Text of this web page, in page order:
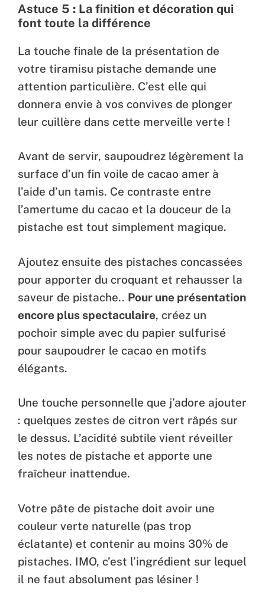
Astuce 5 : La finition et décoration qui
font toute la différence
La touche finale de la présentation de
votre tiramisu pistache demande une
attention particulière. C’est elle qui
donnera envie à vos convives de plonger
leur cuillère dans cette merveille verte !
Avant de servir, saupoudrez légèrement la
surface d’un fin voile de cacao amer à
l’aide d’un tamis. Ce contraste entre
l’amertume du cacao et la douceur de la
pistache est tout simplement magique.
Ajoutez ensuite des pistaches concassées
pour apporter du croquant et rehausser la
saveur de pistache.. Pour une présentation
encore plus spectaculaire, créez un
pochoir simple avec du papier sulfurisé
pour saupoudrer le cacao en motifs
élégants.
Une touche personnelle que j’adore ajouter
: quelques zestes de citron vert râpés sur
le dessus. L’acidité subtile vient réveiller
les notes de pistache et apporte une
fraîcheur inattendue.
Votre pâte de pistache doit avoir une
couleur verte naturelle (pas trop
éclatante) et contenir au moins 30% de
pistaches. IMO, c’est l’ingrédient sur lequel
il ne faut absolument pas lésiner !